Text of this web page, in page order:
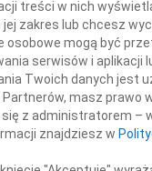
Z głębokim żalem
że 26 listopada 2024
nasz Mąż, Tato, Teść,
treści w nich
zakres lub chcesz
osobowe mogą być
serwisów i aplikacji
Twoich danych jest
masz prawo
z administratorem –
znajdziesz w